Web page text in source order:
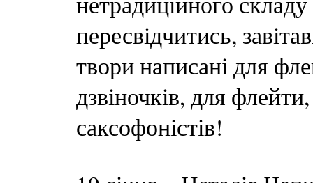
пересвідчитись,
твори написані для
дзвіночків, для
саксофоністів!